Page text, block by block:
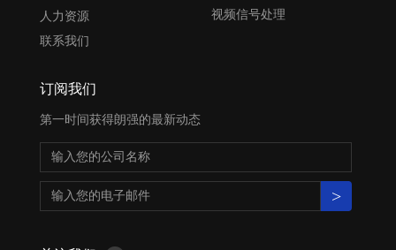
人力资源
联系我们
视频信号处理
订阅我们
第一时间获得朗强的最新动态
>